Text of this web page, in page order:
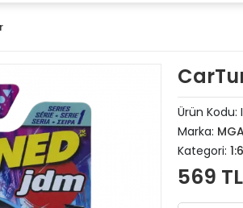
Ürün Kodu:
Marka:
Kategori:
569 TL